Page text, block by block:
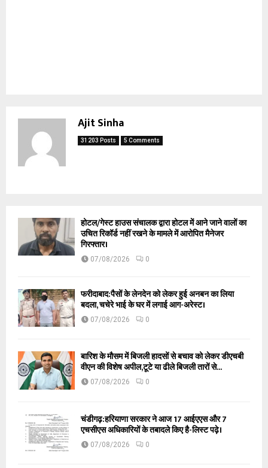
Ajit Sinha
31203 Posts 5 Comments
होटल/गेस्ट हाउस संचालक द्वारा होटल में आने जाने वालों का
उचित रिकॉर्ड नहीं रखने के मामले में आरोपित मैनेजर
गिरफ्तार।
07/08/2026 0
फरीदाबाद:पैसों के लेनदेन को लेकर हुई अनबन का लिया
बदला, चचेरे भाई के घर में लगाई आग-अरेस्ट।
07/08/2026 0
बारिश के मौसम में बिजली हादसों से बचाव को लेकर डीएचबी
वीएन की विशेष अपील,टूटे या ढीले बिजली तारों से...
07/08/2026 0
चंडीगढ़:हरियाणा सरकार ने आज 17 आईएएस और 7
एचसीएस अधिकारियों के तबादले किए है-लिस्ट पढ़े।
07/08/2026 0